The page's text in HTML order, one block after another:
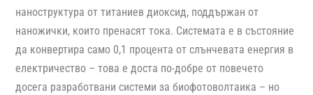
наноструктура от титаниев диоксид, поддържан от
наножички, които пренасят тока. Системата е в състояние
да конвертира само 0,1 процента от слънчевата енергия в
електричество – това е доста по-добре от повечето
досега разработвани системи за биофотоволтаика – но